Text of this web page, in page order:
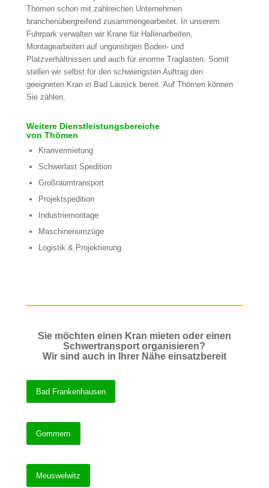
Thömen schon mit zahlreichen Unternehmen
branchenübergreifend zusammengearbeitet. In unserem
Fuhrpark verwalten wir Krane für Hallenarbeiten,
Montagearbeiten auf ungünstigen Boden- und
Platzverhältnissen und auch für enorme Traglasten. Somit
stellen wir selbst für den schwierigsten Auftrag den
geeigneten Kran in Bad Lausick bereit. Auf Thömen können
Sie zählen.
Weitere Dienstleistungsbereiche
von Thömen
Kranvermietung
Schwerlast Spedition
Großraumtransport
Projektspedition
Industriemontage
Maschinenumzüge
Logistik & Projektierung
Sie möchten einen Kran mieten oder einen
Schwertransport organisieren?
Wir sind auch in Ihrer Nähe einsatzbereit
Bad Frankenhausen
Gommern
Meuswelwitz